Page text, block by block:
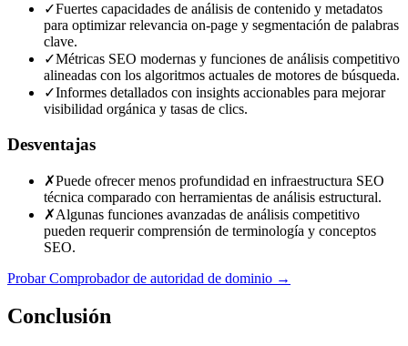
✓Fuertes capacidades de análisis de contenido y metadatos
para optimizar relevancia on-page y segmentación de palabras
clave.
✓Métricas SEO modernas y funciones de análisis competitivo
alineadas con los algoritmos actuales de motores de búsqueda.
✓Informes detallados con insights accionables para mejorar
visibilidad orgánica y tasas de clics.
Desventajas
✗Puede ofrecer menos profundidad en infraestructura SEO
técnica comparado con herramientas de análisis estructural.
✗Algunas funciones avanzadas de análisis competitivo
pueden requerir comprensión de terminología y conceptos
SEO.
Probar Comprobador de autoridad de dominio →
Conclusión